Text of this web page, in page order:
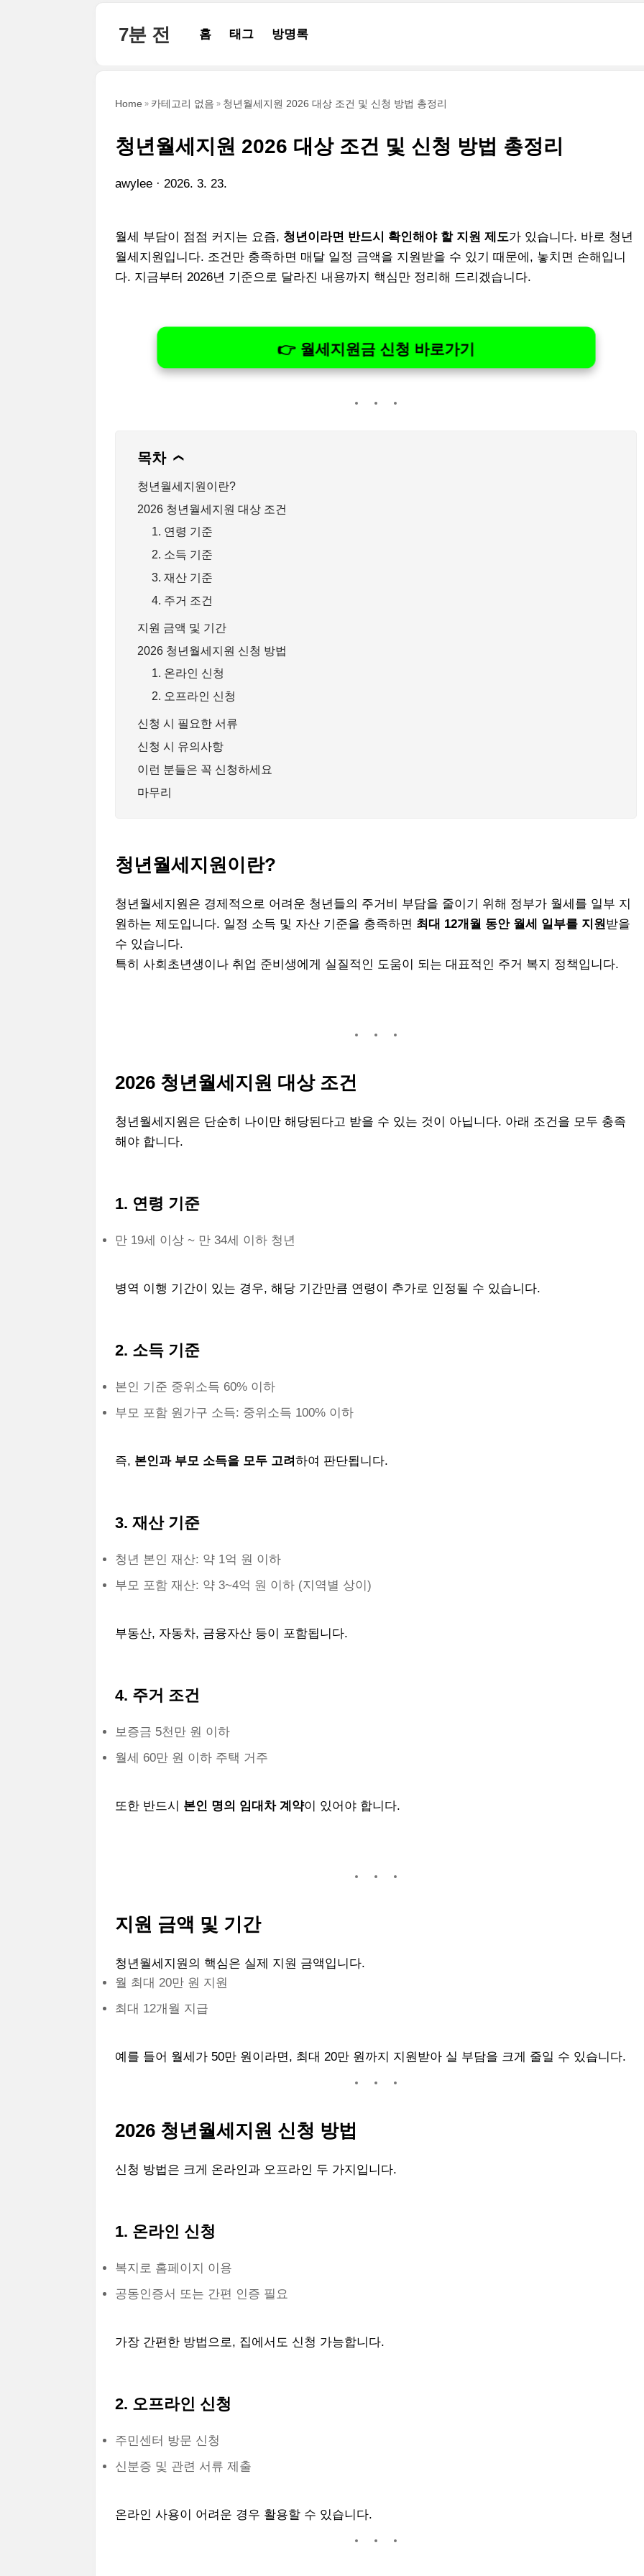
7분 전 홈 태그 방명록
Home 카테고리 없음 청년월세지원 2026 대상 조건 및 신청 방법 총정리
청년월세지원 2026 대상 조건 및 신청 방법 총정리
awylee 2026. 3. 23.
월세 부담이 점점 커지는 요즘, 청년이라면 반드시 확인해야 할 지원 제도가 있습니다. 바로 청년
월세지원입니다. 조건만 충족하면 매달 일정 금액을 지원받을 수 있기 때문에, 놓치면 손해입니
다. 지금부터 2026년 기준으로 달라진 내용까지 핵심만 정리해 드리겠습니다.
👉 월세지원금 신청 바로가기
목차 ❯
청년월세지원이란?
2026 청년월세지원 대상 조건
1. 연령 기준
2. 소득 기준
3. 재산 기준
4. 주거 조건
지원 금액 및 기간
2026 청년월세지원 신청 방법
1. 온라인 신청
2. 오프라인 신청
신청 시 필요한 서류
신청 시 유의사항
이런 분들은 꼭 신청하세요
마무리
청년월세지원이란?
청년월세지원은 경제적으로 어려운 청년들의 주거비 부담을 줄이기 위해 정부가 월세를 일부 지
원하는 제도입니다. 일정 소득 및 자산 기준을 충족하면 최대 12개월 동안 월세 일부를 지원받을
수 있습니다.
특히 사회초년생이나 취업 준비생에게 실질적인 도움이 되는 대표적인 주거 복지 정책입니다.
2026 청년월세지원 대상 조건
청년월세지원은 단순히 나이만 해당된다고 받을 수 있는 것이 아닙니다. 아래 조건을 모두 충족
해야 합니다.
1. 연령 기준
만 19세 이상 ~ 만 34세 이하 청년
병역 이행 기간이 있는 경우, 해당 기간만큼 연령이 추가로 인정될 수 있습니다.
2. 소득 기준
본인 기준 중위소득 60% 이하
부모 포함 원가구 소득: 중위소득 100% 이하
즉, 본인과 부모 소득을 모두 고려하여 판단됩니다.
3. 재산 기준
청년 본인 재산: 약 1억 원 이하
부모 포함 재산: 약 3~4억 원 이하 (지역별 상이)
부동산, 자동차, 금융자산 등이 포함됩니다.
4. 주거 조건
보증금 5천만 원 이하
월세 60만 원 이하 주택 거주
또한 반드시 본인 명의 임대차 계약이 있어야 합니다.
지원 금액 및 기간
청년월세지원의 핵심은 실제 지원 금액입니다.
월 최대 20만 원 지원
최대 12개월 지급
예를 들어 월세가 50만 원이라면, 최대 20만 원까지 지원받아 실 부담을 크게 줄일 수 있습니다.
2026 청년월세지원 신청 방법
신청 방법은 크게 온라인과 오프라인 두 가지입니다.
1. 온라인 신청
복지로 홈페이지 이용
공동인증서 또는 간편 인증 필요
가장 간편한 방법으로, 집에서도 신청 가능합니다.
2. 오프라인 신청
주민센터 방문 신청
신분증 및 관련 서류 제출
온라인 사용이 어려운 경우 활용할 수 있습니다.